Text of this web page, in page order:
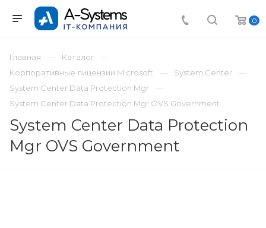
0
Главная
Каталог
Корпоративные лицензии Microsoft
System Center
System Center Data Protection Mgr
System Center Data Protection Mgr OVS Government
System Center Data Protection
Mgr OVS Government